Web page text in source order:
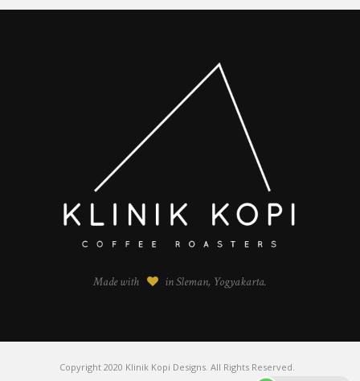
Made with in Sleman, Yogyakarta.
Copyright 2020 Klinik Kopi Designs. All Rights Reserved.